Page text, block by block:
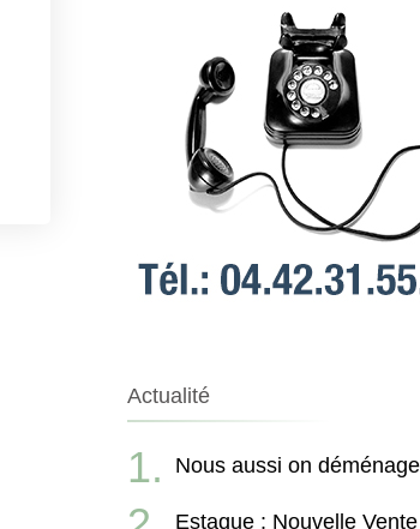
Actualité
Nous aussi on
Estaque : Nouvelle